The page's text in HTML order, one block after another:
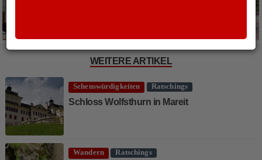
WEITERE ARTIKEL
Sehenswürdigkeiten Ratschings
Schloss Wolfsthurn in Mareit
Wandern Ratschings